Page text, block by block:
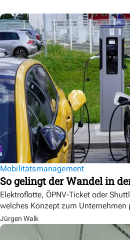
Mobilitätsmanagement
So gelingt der Wandel in
Elektroflotte, ÖPNV-Ticket oder
welches Konzept zum Unternehmen
Jürgen Walk